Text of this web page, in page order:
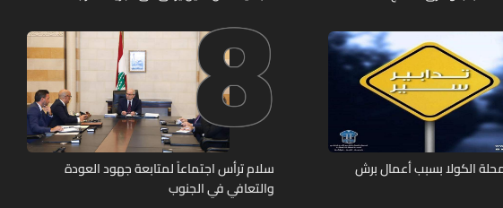
الكولا بسبب أعمال برش
8
سلام ترأس اجتماعاً لمتابعة جهود العودة
والتعافي في الجنوب